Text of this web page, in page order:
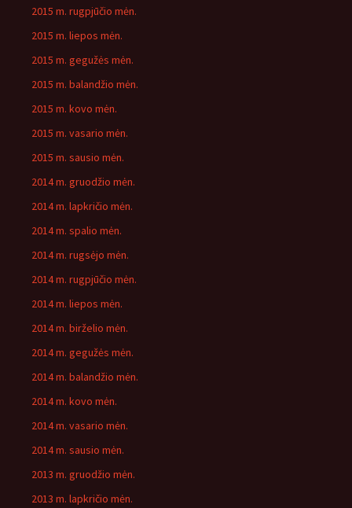
2015 m. rugpjūčio mėn.
2015 m. liepos mėn.
2015 m. gegužės mėn.
2015 m. balandžio mėn.
2015 m. kovo mėn.
2015 m. vasario mėn.
2015 m. sausio mėn.
2014 m. gruodžio mėn.
2014 m. lapkričio mėn.
2014 m. spalio mėn.
2014 m. rugsėjo mėn.
2014 m. rugpjūčio mėn.
2014 m. liepos mėn.
2014 m. birželio mėn.
2014 m. gegužės mėn.
2014 m. balandžio mėn.
2014 m. kovo mėn.
2014 m. vasario mėn.
2014 m. sausio mėn.
2013 m. gruodžio mėn.
2013 m. lapkričio mėn.